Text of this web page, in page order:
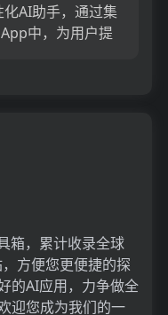
AI助手，通过集
中，为用户提
箱，累计收录全球
方便您更便捷的探
的AI应用，力争做全
迎您成为我们的一